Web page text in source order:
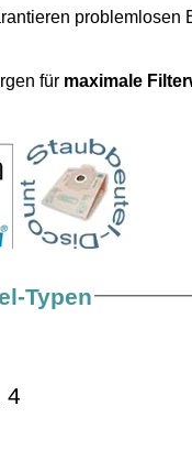
problemlosen
für maximale
Typen
4